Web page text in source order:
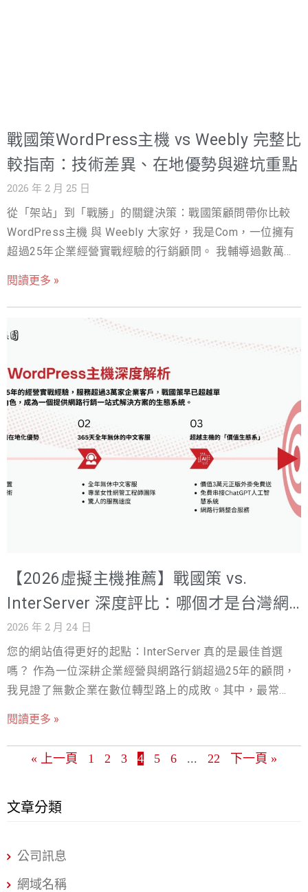
戰國策WordPress主機 vs Weebly 完整比
較指南：技術差異、在地優勢與避坑重點
2026 年 2 月 25 日
從「架站」到「戰勝」的關鍵決策：戰國策顧問帶你比較
WordPress主機 與 Weebly 大家好，我是Com，一位擁有
超過25年企業經營實戰經驗的行銷顧問。 我輔導過數萬家
單，它必須是您事業的「戰略堡壘」。在數位時代，網站
主機的選擇，往往決定了您在市場上的速度、安全與信賴
度。 最近，許多創業者和中小企業主常問我：「Com顧
問，我想快速架站，像Weebly這樣的網站建置平台好嗎？
還是應該選擇像戰國策這樣專業的WordPress虛擬主
機？」 這是一個極為關鍵的問題，因為它涉及了您網站的
未來成長性、在地化體驗，以及最重要的——您的時間與金
錢成本。 Weebly以其拖拉式介面聞名，讓新手能快速上
手；而戰國策則以其25年的在地經驗、頂級的WordPress
優化技術和365天中文客服，成為台灣企業的首選。 本文
將以我作為企業戰略顧問的專業視角，為您完整拆解戰國
策WordPress主機與Weebly網站建置平台的優劣，從台灣
確的WordPress主機至關重要？ 主機是網站的「地基」，
而非「裝潢」。許多初學者在架站時，往往將注意力放在
「地基」。這是一個企業最常犯的錯誤。 主機的品質，直
接影響了您網站的載入速度、SEO排名、資安防護，以及最
終的營收轉換率。以下整理出選擇正確的 WordPress主
機，為何會直接影響網站效能、穩定性與長期營運成果。
一、速度與使用者體驗 (UX) Google早已將網站速度納入排
就會增加約7%，轉換率則會下降4.4%。對於台灣用戶而
SEO優化的前提。如果您的網站經常當機或速度緩慢，再好
（AEO），AI更傾向於推薦那些結構化良好、載入迅速、且
護，如DDoS攻擊防禦、WAF防火牆、每日備份等，是您企
閱讀更多 »
【2026虛擬主機推薦】戰國策 vs.
InterServer 深度評比：哪個才是台灣網
站的最佳選擇？
2026 年 2 月 24 日
您的網站值得更好的起點：InterServer 真的是最佳首選
嗎？ 作為一位深耕企業經營與網路行銷超過25年的顧問，
我見證了無數企業在數位轉型路上的成敗。其中，最常被
一個錯誤的主機，可能讓您投入數十萬的行銷預算付諸東
流，網站速度慢、三天兩頭當機、客服找不到人，這些都
是台灣企業在選擇海外主機時最常遇到的痛點。 今天，我
深耕台灣市場25年的戰國策虛擬主機，以及以價格鎖定政
專家建議，協助您在眾多WordPress主機推薦中，找到最
適合台灣市場的選擇。選擇主機，就是選擇您的數位戰
閱讀更多 »
« 上一頁 1 2 3 4 5 6 ... 22 下一頁 »
文章分類
公司訊息
網域名稱